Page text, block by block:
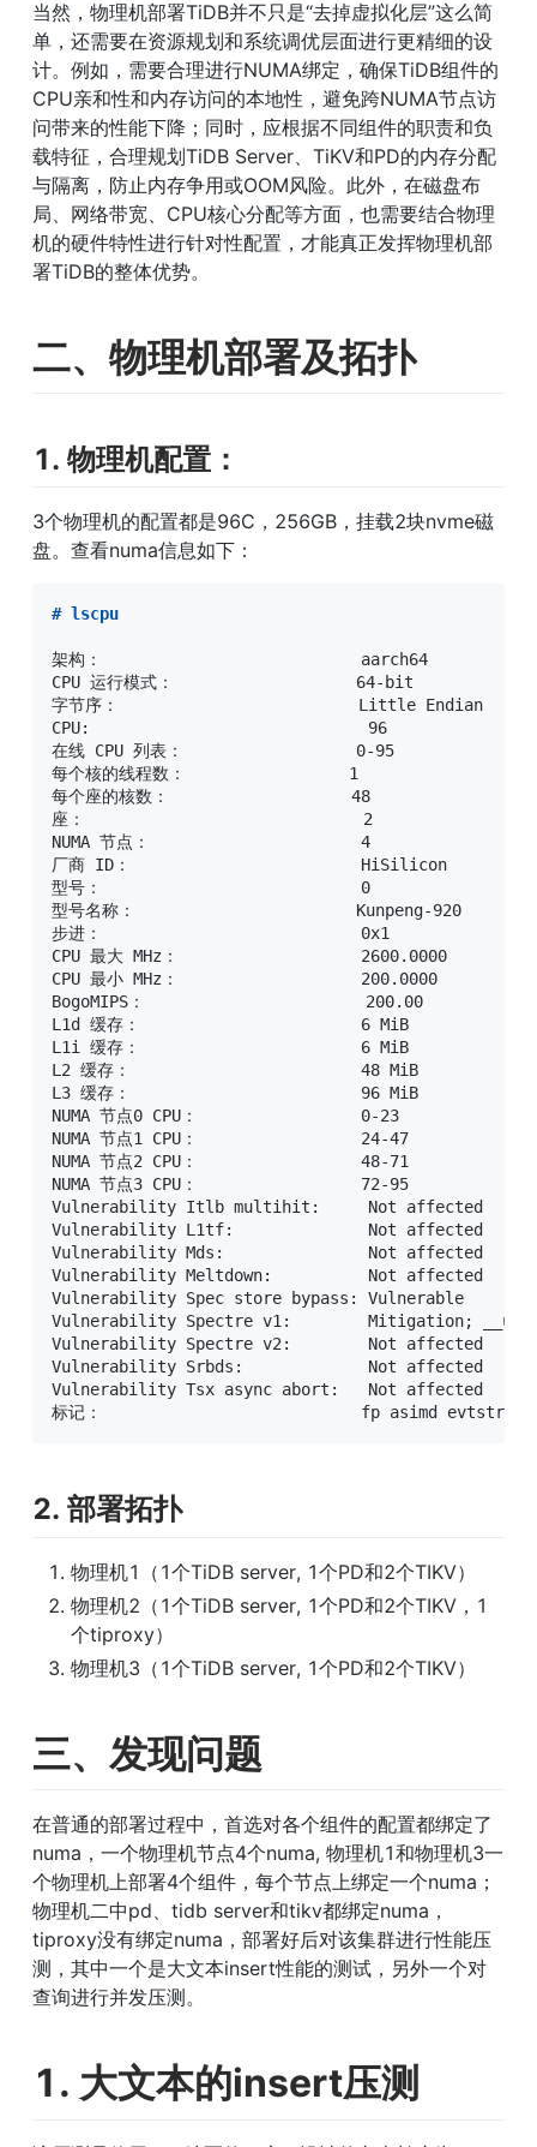
当然，物理机部署TiDB并不只是“去掉虚拟化层”这么简
单，还需要在资源规划和系统调优层面进行更精细的设
计。例如，需要合理进行NUMA绑定，确保TiDB组件的
CPU亲和性和内存访问的本地性，避免跨NUMA节点访
问带来的性能下降；同时，应根据不同组件的职责和负
载特征，合理规划TiDB Server、TiKV和PD的内存分配
与隔离，防止内存争用或OOM风险。此外，在磁盘布
局、网络带宽、CPU核心分配等方面，也需要结合物理
机的硬件特性进行针对性配置，才能真正发挥物理机部
署TiDB的整体优势。
二、物理机部署及拓扑
1. 物理机配置：
3个物理机的配置都是96C，256GB，挂载2块nvme磁
盘。查看numa信息如下：
# lscpu
架构：                           aarch64
CPU 运行模式：                   64-bit
字节序：                         Little Endian
CPU:                             96
在线 CPU 列表：                  0-95
每个核的线程数：                 1
每个座的核数：                   48
座：                             2
NUMA 节点：                      4
厂商 ID：                        HiSilicon
型号：                           0
型号名称：                       Kunpeng-920
步进：                           0x1
CPU 最大 MHz：                   2600.0000
CPU 最小 MHz：                   200.0000
BogoMIPS：                       200.00
L1d 缓存：                       6 MiB
L1i 缓存：                       6 MiB
L2 缓存：                        48 MiB
L3 缓存：                        96 MiB
NUMA 节点0 CPU：                 0-23
NUMA 节点1 CPU：                 24-47
NUMA 节点2 CPU：                 48-71
NUMA 节点3 CPU：                 72-95
Vulnerability Itlb multihit:     Not affected
Vulnerability L1tf:              Not affected
Vulnerability Mds:               Not affected
Vulnerability Meltdown:          Not affected
Vulnerability Spec store bypass: Vulnerable
Vulnerability Spectre v1:        Mitigation;
Vulnerability Spectre v2:        Not affected
Vulnerability Srbds:             Not affected
Vulnerability Tsx async abort:   Not affected
标记：                           fp asimd evtstrm aes
2. 部署拓扑
物理机1（1个TiDB server, 1个PD和2个TIKV）
物理机2（1个TiDB server, 1个PD和2个TIKV，1
个tiproxy）
物理机3（1个TiDB server, 1个PD和2个TIKV）
三、发现问题
在普通的部署过程中，首选对各个组件的配置都绑定了
numa，一个物理机节点4个numa, 物理机1和物理机3一
个物理机上部署4个组件，每个节点上绑定一个numa；
物理机二中pd、tidb server和tikv都绑定numa，
tiproxy没有绑定numa，部署好后对该集群进行性能压
测，其中一个是大文本insert性能的测试，另外一个对
查询进行并发压测。
1. 大文本的insert压测